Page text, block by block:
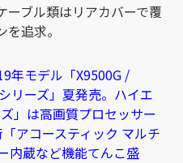
ーブル類はリアカバーで覆
追求。
年モデル「X9500G /
リーズ」夏発売。ハイエ
」は高画質プロセッサー
アコースティック マルチ
内蔵など機能てんこ盛